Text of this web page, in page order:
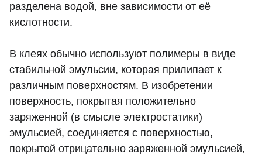
разделена водой, вне зависимости от её
кислотности.
В клеях обычно используют полимеры в виде
стабильной эмульсии, которая прилипает к
различным поверхностям. В изобретении
поверхность, покрытая положительно
заряженной (в смысле электростатики)
эмульсией, соединяется с поверхностью,
покрытой отрицательно заряженной эмульсией,